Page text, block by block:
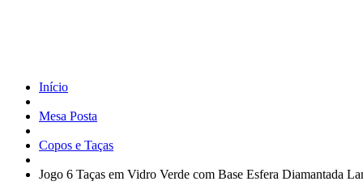
Início
Mesa Posta
Copos e Taças
Jogo 6 Taças em Vidro Verde com Base Esfera Diamantada